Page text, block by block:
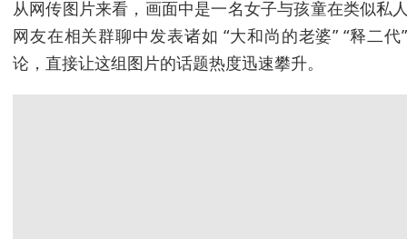
从网传图片来看，画面中是一名女子与孩童在类似私
网友在相关群聊中发表诸如 “大和尚的老婆” “释二
论，直接让这组图片的话题热度迅速攀升。